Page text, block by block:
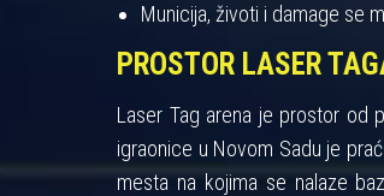
Municija, životi i damage se
PROSTOR LASER
Laser Tag arena je prostor od
igraonice u Novom Sadu je
mesta na kojima se nalaze